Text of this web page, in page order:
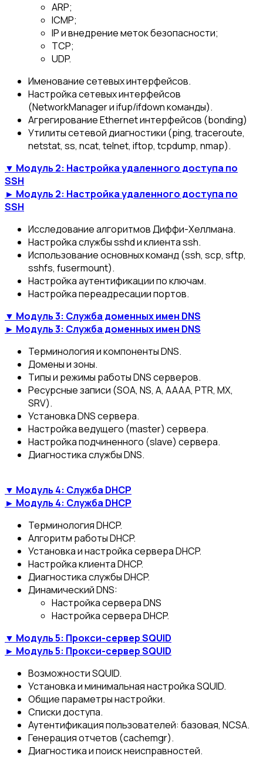
ARP;
ICMP;
IP и внедрение меток безопасности;
TCP;
UDP.
Именование сетевых интерфейсов.
Настройка сетевых интерфейсов
(NetworkManager и ifup/ifdown команды).
Агрегирование Ethernet интерфейсов (bonding)
Утилиты сетевой диагностики (ping, traceroute,
netstat, ss, ncat, telnet, iftop, tcpdump, nmap).
▼ Модуль 2: Настройка удаленного доступа по
SSH
► Модуль 2: Настройка удаленного доступа по
SSH
Исследование алгоритмов Диффи-Хеллмана.
Настройка службы sshd и клиента ssh.
Использование основных команд (ssh, scp, sftp,
sshfs, fusermount).
Настройка аутентификации по ключам.
Настройка переадресации портов.
▼ Модуль 3: Служба доменных имен DNS
► Модуль 3: Служба доменных имен DNS
Терминология и компоненты DNS.
Домены и зоны.
Типы и режимы работы DNS серверов.
Ресурсные записи (SOA, NS, A, AAAA, PTR, MX,
SRV).
Установка DNS сервера.
Настройка ведущего (master) сервера.
Настройка подчиненного (slave) сервера.
Диагностика службы DNS.
▼ Модуль 4: Служба DHCP
► Модуль 4: Служба DHCP
Терминология DHCP.
Алгоритм работы DHCP.
Установка и настройка сервера DHCP.
Настройка клиента DHCP.
Диагностика службы DHCP.
Динамический DNS:
Настройка сервера DNS
Настройка сервера DHCP.
▼ Модуль 5: Прокси-сервер SQUID
► Модуль 5: Прокси-сервер SQUID
Возможности SQUID.
Установка и минимальная настройка SQUID.
Общие параметры настройки.
Списки доступа.
Аутентификация пользователей: базовая, NCSA.
Генерация отчетов (cachemgr).
Диагностика и поиск неисправностей.